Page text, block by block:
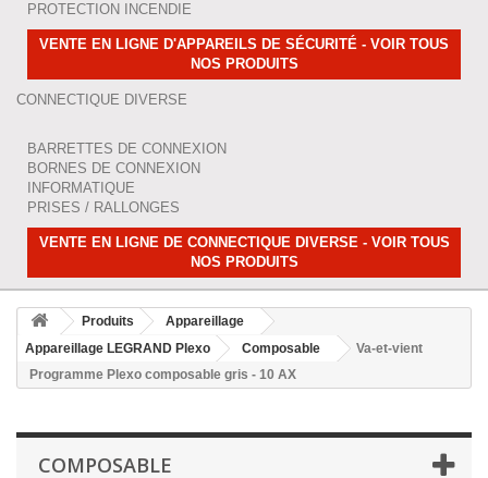
PROTECTION INCENDIE
VENTE EN LIGNE D'APPAREILS DE SÉCURITÉ - VOIR TOUS
NOS PRODUITS
CONNECTIQUE DIVERSE
BARRETTES DE CONNEXION
BORNES DE CONNEXION
INFORMATIQUE
PRISES / RALLONGES
VENTE EN LIGNE DE CONNECTIQUE DIVERSE - VOIR TOUS
NOS PRODUITS
Produits
Appareillage
Appareillage LEGRAND Plexo
Composable
Va-et-vient
Programme Plexo composable gris - 10 AX
COMPOSABLE